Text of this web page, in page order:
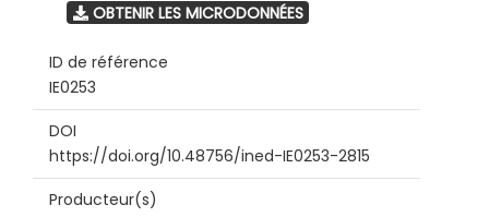
OBTENIR LES MICRODONNÉES
ID de référence
IE0253
DOI
https://doi.org/10.48756/ined-IE0253-2815
Producteur(s)